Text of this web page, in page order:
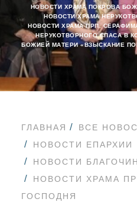
НОВОСТИ ХРАМА ПОКРОВА
НОВОСТИ ХРАМА
НОВОСТИ ХРАМА ПРП.
НЕРУКОТВОРНОГО СПАСА В
БОЖИЕЙ МАТЕРИ «ВЗЫСКАНИЕ
ГЛАВНАЯ
ВСЕ
НОВОСТИ ЕПАРХИИ
НОВОСТИ
НОВОСТИ ХРАМА
ГОСПОДНЯ